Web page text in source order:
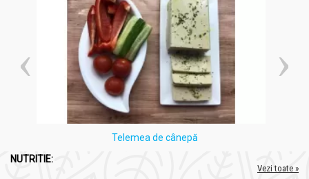
Telemea de cânepă
NUTRITIE:
Vezi toate »